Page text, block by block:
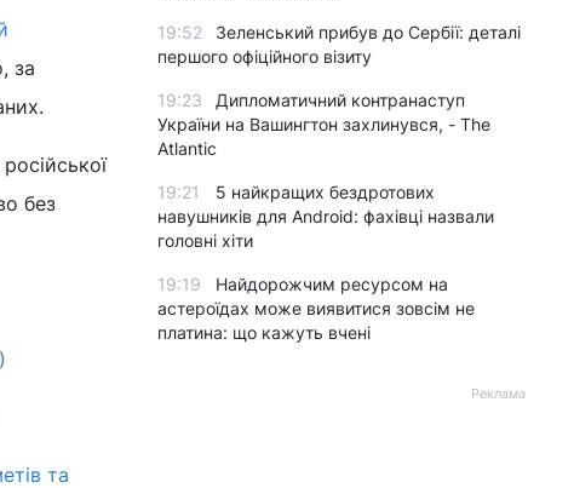
за
без
та
19:52
Зеленський прибув до Сербії: деталі
першого офіційного візиту
19:23
Дипломатичний контранаступ
України на Вашингтон захлинувся, - The
Atlantic
19:21
5 найкращих бездротових
навушників для Android: фахівці назвали
головні хіти
19:19
Найдорожчим ресурсом на
астероїдах може виявитися зовсім не
платина: що кажуть вчені
Реклама